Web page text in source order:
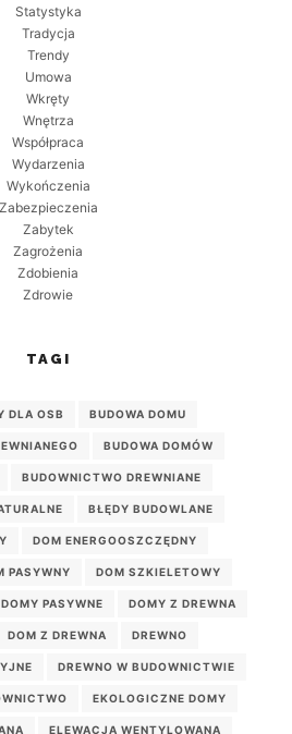
Statystyka
Tradycja
Trendy
Umowa
Wkręty
Wnętrza
Współpraca
Wydarzenia
Wykończenia
Zabezpieczenia
Zabytek
Zagrożenia
Zdobienia
Zdrowie
TAGI
DLA OSB BUDOWA DOMU
BUDOWA DOMÓW
BUDOWNICTWO DREWNIANE
BŁĘDY BUDOWLANE
DOM ENERGOOSZCZĘDNY
PASYWNY DOM SZKIELETOWY
DOMY PASYWNE DOMY Z DREWNA
DOM Z DREWNA DREWNO
DREWNO W BUDOWNICTWIE
EKOLOGICZNE DOMY
ELEWACJA WENTYLOWANA